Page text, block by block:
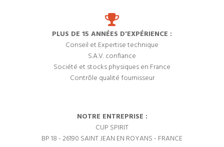
PLUS DE 15 ANNÉES D'EXPÉRIENCE :
Conseil et Expertise technique
S.A.V. confiance
Société et stocks physiques en France
Contrôle qualité fournisseur
NOTRE ENTREPRISE :
CUP SPIRIT
BP 18 - 26190 SAINT JEAN EN ROYANS - FRANCE